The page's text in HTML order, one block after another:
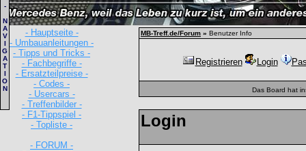
- Hauptseite -
- Umbauanleitungen -
- Tipps und Tricks -
- Fachbegriffe -
- Ersatzteilpreise -
- Codes -
- Usercars -
- Treffenbilder -
- F1-Tippspiel -
- Topliste -
- FORUM -
-
N
A
V
I
G
A
T
I
O
N
MB-Treff.de/Forum » Benutzer Info
Registrieren Login
Das Board hat
Login